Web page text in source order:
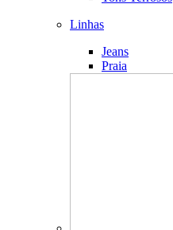
Linhas
Jeans
Praia